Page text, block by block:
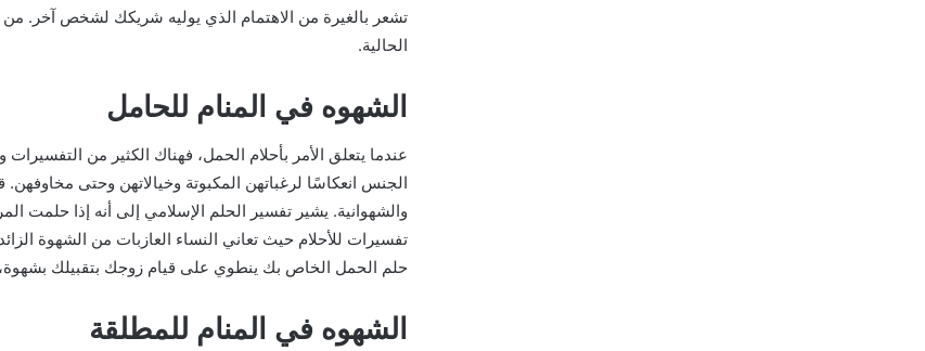
تشعر بالغيرة من الاهتمام الذي يوليه شريكك لشخص آخر.
الحالية.
الشهوه في المنام للحامل
عندما يتعلق الأمر بأحلام الحمل، فهناك الكثير من
الجنس انعكاسًا لرغباتهن المكبوتة وخيالاتهن وحتى
والشهوانية. يشير تفسير الحلم الإسلامي إلى أنه إذا حلمت
تفسيرات للأحلام حيث تعاني النساء العازبات من الشهوة
حلم الحمل الخاص بك ينطوي على قيام زوجك بتقبيلك
الشهوه في المنام للمطلقة